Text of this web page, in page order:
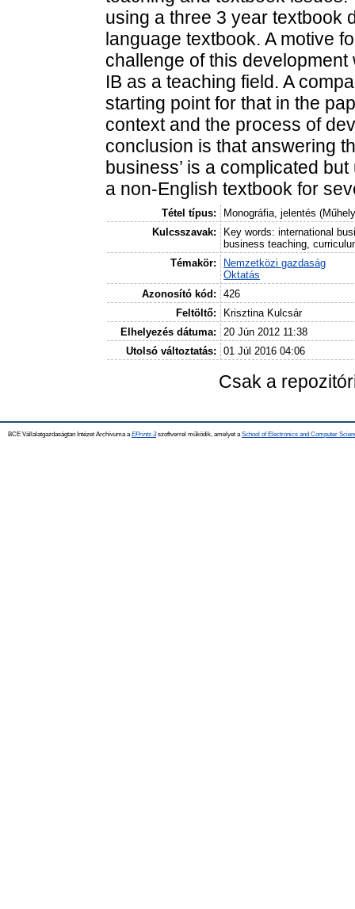
using a three 3 year textbook
language textbook. A motive
challenge of this
IB as a teaching field. A
starting point for that in the
context and the process of
conclusion is that answering
business’ is a complicated
a non-English textbook for
Tétel típus:
Monográfia, jelentés
Kulcsszavak:
Key words: international
business teaching,
Témakör:
Nemzetközi gazdaság
Oktatás
Azonosító kód:
426
Feltöltő:
Krisztina Kulcsár
Elhelyezés dátuma:
20 Jún 2012 11:38
Utolsó változtatás:
01 Júl 2016 04:06
Csak a
BCE Vállalatgazdaságtan Intézet Archívuma a EPrints 3szoftverrel működik, amelyet a School of Electronics and Computer